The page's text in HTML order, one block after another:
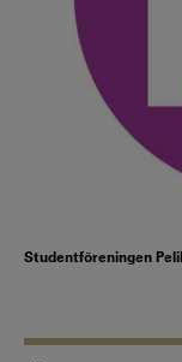
Studentföreningen